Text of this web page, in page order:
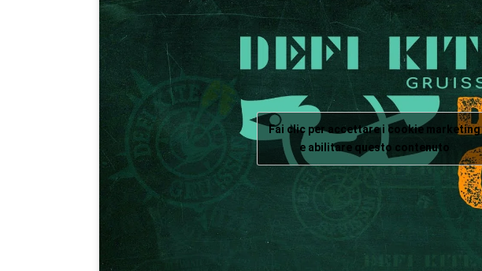
Fai clic per accettare i cookie marketing
e abilitare questo contenuto